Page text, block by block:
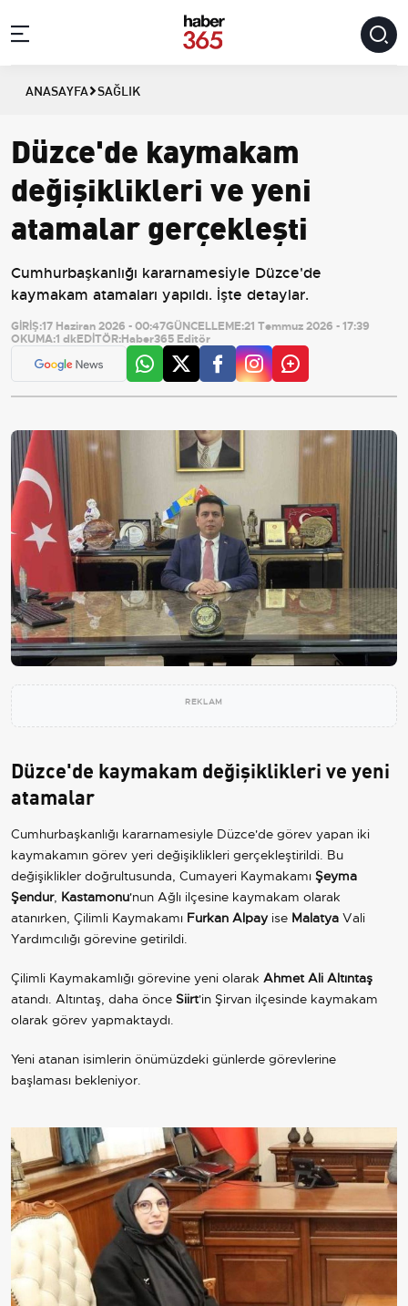
ANASAYFA SAĞLIK
Düzce'de kaymakam
değişiklikleri ve yeni
atamalar gerçekleşti
Cumhurbaşkanlığı kararnamesiyle Düzce'de
kaymakam atamaları yapıldı. İşte detaylar.
GİRİŞ:17 Haziran 2026 - 00:47GÜNCELLEME:21 Temmuz 2026 - 17:39
OKUMA:1 dkEDİTÖR:Haber365 Editör
REKLAM
Düzce'de kaymakam değişiklikleri ve yeni
atamalar
Cumhurbaşkanlığı kararnamesiyle Düzce'de görev yapan iki
kaymakamın görev yeri değişiklikleri gerçekleştirildi. Bu
değişiklikler doğrultusunda, Cumayeri Kaymakamı Şeyma
Şendur, Kastamonu'nun Ağlı ilçesine kaymakam olarak
atanırken, Çilimli Kaymakamı Furkan Alpayise Malatya Vali
Yardımcılığı görevine getirildi.
Çilimli Kaymakamlığı görevine yeni olarak Ahmet Ali Altıntaş
atandı. Altıntaş, daha önce Siirt'in Şirvan ilçesinde kaymakam
olarak görev yapmaktaydı.
Yeni atanan isimlerin önümüzdeki günlerde görevlerine
başlaması bekleniyor.